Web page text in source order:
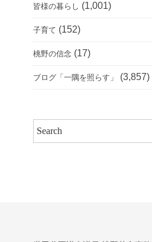
皆様の暮らし (1,001)
子育て (152)
桃野の信念 (17)
ブログ「一隅を照らす」 (3,857)